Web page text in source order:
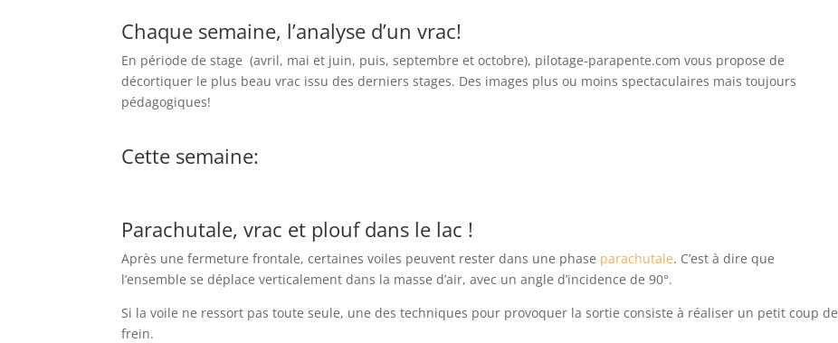
Chaque semaine, l’analyse d’un vrac!
En période de stage (avril, mai et juin, puis, septembre et octobre), pilotage-parapente.com vous propose de
décortiquer le plus beau vrac issu des derniers stages. Des images plus ou moins spectaculaires mais toujours
pédagogiques!
Cette semaine:
Parachutale, vrac et plouf dans le lac !
Après une fermeture frontale, certaines voiles peuvent rester dans une phase parachutale. C’est à dire que
l’ensemble se déplace verticalement dans la masse d’air, avec un angle d’incidence de 90°.
Si la voile ne ressort pas toute seule, une des techniques pour provoquer la sortie consiste à réaliser un petit coup de
frein.